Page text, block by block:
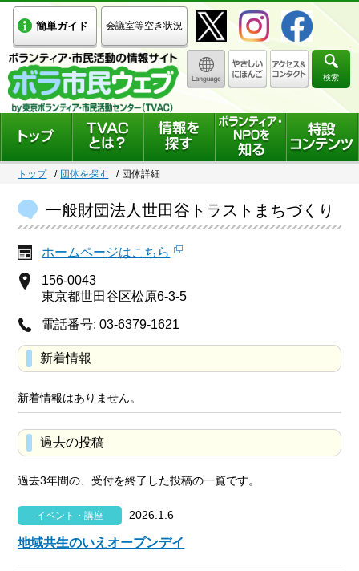
簡単ガイド 会議室等空き状況
検索
トップ 団体を探す 団体詳細
一般財団法人世田谷トラストまちづくり
ホームページはこちら
156-0043
東京都世田谷区松原6-3-5
電話番号: 03-6379-1621
新着情報
新着情報はありません。
過去の投稿
過去3年間の、受付を終了した投稿の一覧です。
イベント・講座 2026.1.6
地域共生のいえオープンデイ